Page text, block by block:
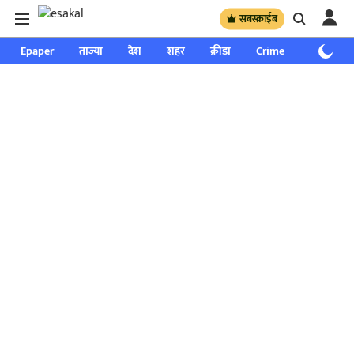
सबस्क्राईब
Epaper ताज्या देश शहर क्रीडा Crime साप्ताहिक